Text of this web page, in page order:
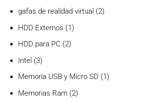
productos
gafas de realidad virtual 22
HDD Externos 11
HDD para PC 22
Intel 33
productos
Memoria USB y Micro SD 11
Memorias Ram 22